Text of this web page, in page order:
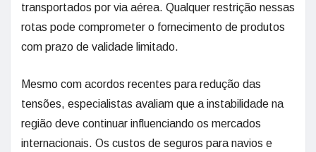
transportados por via aérea. Qualquer restrição nessas
rotas pode comprometer o fornecimento de produtos
com prazo de validade limitado.
Mesmo com acordos recentes para redução das
tensões, especialistas avaliam que a instabilidade na
região deve continuar influenciando os mercados
internacionais. Os custos de seguros para navios e